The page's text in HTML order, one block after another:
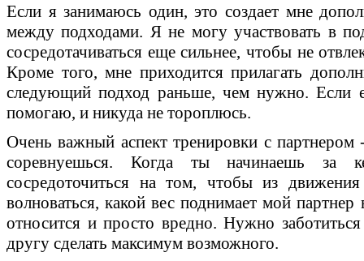
Если я занимаюсь один, это создает мне
между подходами. Я не могу участвовать в
сосредотачиваться еще сильнее, чтобы не
Кроме того, мне приходится прилагать
следующий подход раньше, чем нужно. Если
помогаю, и никуда не тороплюсь.
Очень важный аспект тренировки с
соревнуешься. Когда ты начинаешь за
сосредоточиться на том, чтобы из
волноваться, какой вес поднимает мой
относится и просто вредно. Нужно
другу сделать максимум возможного.